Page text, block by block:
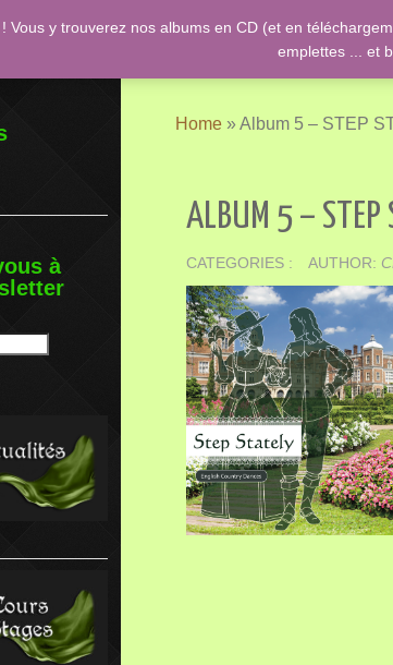
English Country Dancing &
Home »Album 5 – STEP
ALBUM 5 – STEP
CATEGORIES : AUTHOR:
à
Vous y trouverez nos albums en CD (et en
emplettes ... et